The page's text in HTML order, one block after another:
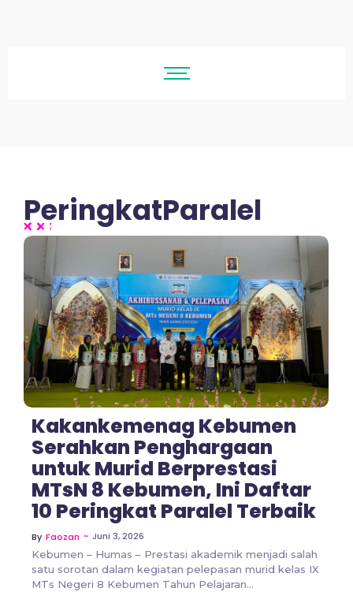
PeringkatParalel
No Comments
Kakankemenag Kebumen
Serahkan Penghargaan
untuk Murid Berprestasi
MTsN 8 Kebumen, Ini Daftar
10 Peringkat Paralel Terbaik
By Faozan ~ Juni 3, 2026
Kebumen – Humas – Prestasi akademik menjadi salah
satu sorotan dalam kegiatan pelepasan murid kelas IX
MTs Negeri 8 Kebumen Tahun Pelajaran...